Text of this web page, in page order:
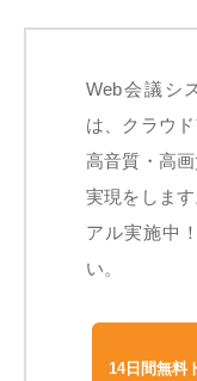
Web会議シ
は、クラウ
高音質・高
実現をしま
アル実施中
い。
14日間無料